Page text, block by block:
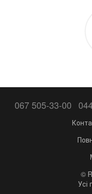
067 505-33-00
©
Усі